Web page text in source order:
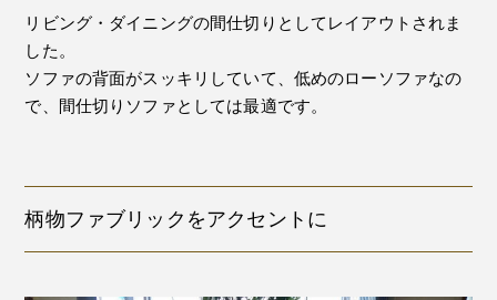
リビング・ダイニングの間仕切りとしてレイアウトされま
した。
ソファの背面がスッキリしていて、低めのローソファなの
で、間仕切りソファとしては最適です。
柄物ファブリックをアクセントに